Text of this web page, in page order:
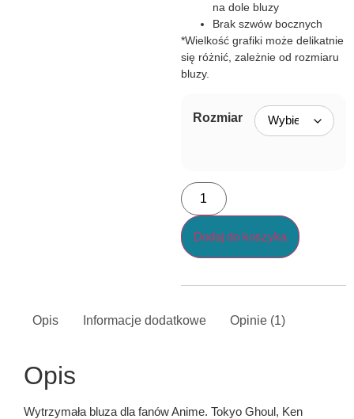
na dole bluzy
Brak szwów bocznych
*Wielkość grafiki może delikatnie
się różnić, zależnie od rozmiaru
bluzy.
Rozmiar
Dodaj do koszyka
Opis Informacje dodatkowe Opinie (1)
Opis
Wytrzymała bluza dla fanów Anime. Tokyo Ghoul, Ken